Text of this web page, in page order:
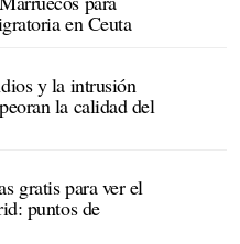
en Ceuta
y la intrusión
la calidad del
gratis para ver el
puntos de